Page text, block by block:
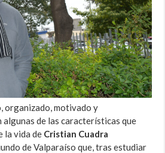
organizado, motivado y
algunas de las características que
la vida de Cristian Cuadra
de Valparaíso que, tras estudiar